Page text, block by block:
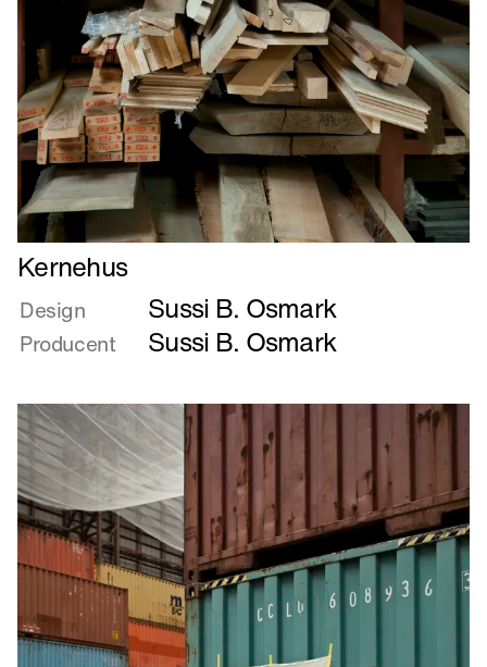
Læs
mere
om
Kernehus
Kernehus
Design Sussi B. Osmark
Producent Sussi B. Osmark